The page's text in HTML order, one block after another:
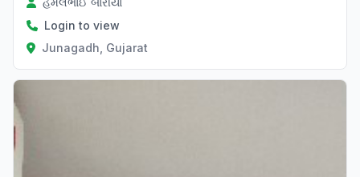
Login to view
Junagadh, Gujarat